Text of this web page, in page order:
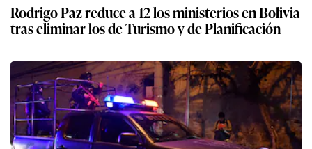
Rodrigo Paz reduce a 12 los ministerios en Bolivia
tras eliminar los de Turismo y de Planificación